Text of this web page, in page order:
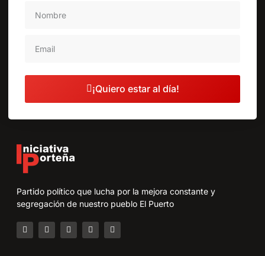
¡Quiero estar al día!
Partido político que lucha por la mejora constante y
segregación de nuestro pueblo El Puerto